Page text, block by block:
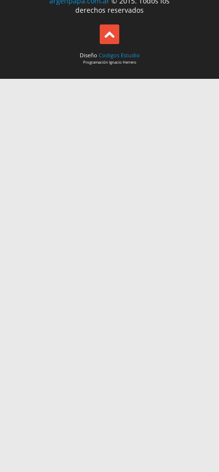
derechos reservados
Diseño Codigos Estudio
ProgramaciónIgnacio Herrero